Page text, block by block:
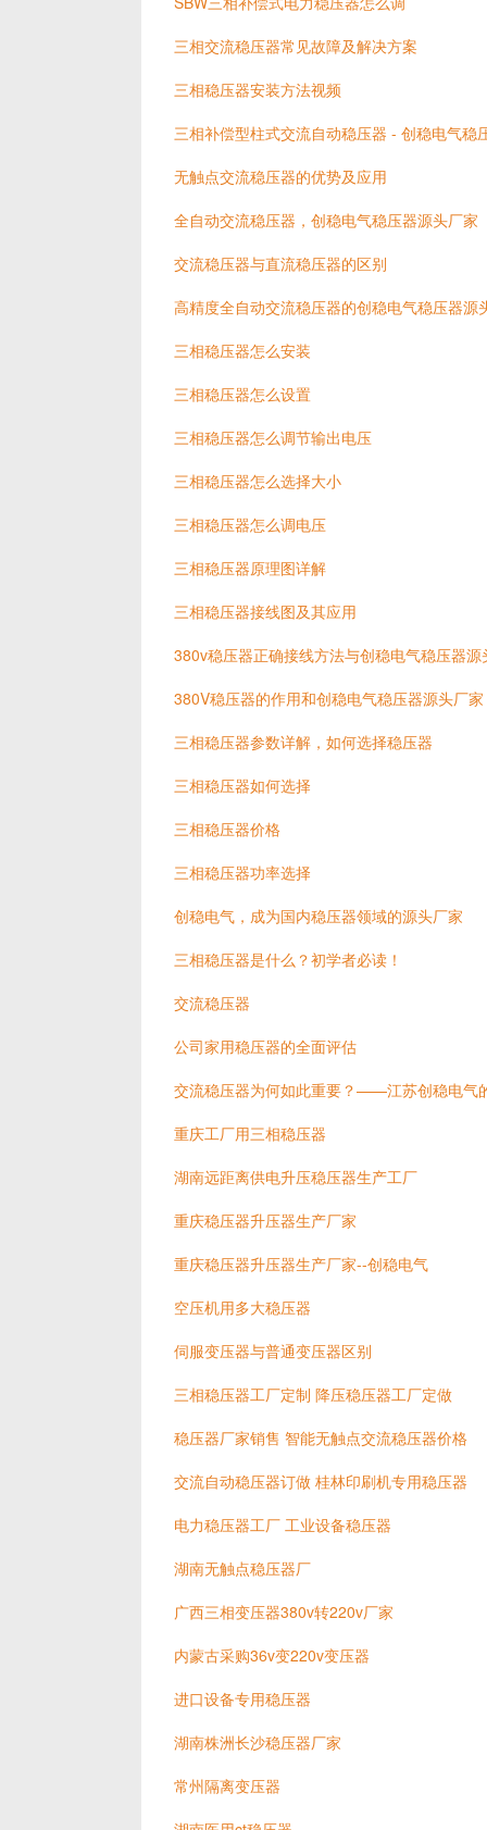
三相交流稳压器常见故障及解决方案
三相稳压器安装方法视频
三相补偿型柱式交流自动稳压器 - 创稳电气稳
无触点交流稳压器的优势及应用
全自动交流稳压器，创稳电气稳压器源头厂家
交流稳压器与直流稳压器的区别
高精度全自动交流稳压器的创稳电气稳压器源
三相稳压器怎么安装
三相稳压器怎么设置
三相稳压器怎么调节输出电压
三相稳压器怎么选择大小
三相稳压器怎么调电压
三相稳压器原理图详解
三相稳压器接线图及其应用
380v稳压器正确接线方法与创稳电气稳压器源
380V稳压器的作用和创稳电气稳压器源头厂家
三相稳压器参数详解，如何选择稳压器
三相稳压器如何选择
三相稳压器价格
三相稳压器功率选择
创稳电气，成为国内稳压器领域的源头厂家
三相稳压器是什么？初学者必读！
交流稳压器
公司家用稳压器的全面评估
交流稳压器为何如此重要？——江苏创稳电气
重庆工厂用三相稳压器
湖南远距离供电升压稳压器生产工厂
重庆稳压器升压器生产厂家
重庆稳压器升压器生产厂家--创稳电气
空压机用多大稳压器
伺服变压器与普通变压器区别
三相稳压器工厂定制 降压稳压器工厂定做
稳压器厂家销售 智能无触点交流稳压器价格
交流自动稳压器订做 桂林印刷机专用稳压器
电力稳压器工厂 工业设备稳压器
湖南无触点稳压器厂
广西三相变压器380v转220v厂家
内蒙古采购36v变220v变压器
进口设备专用稳压器
湖南株洲长沙稳压器厂家
常州隔离变压器